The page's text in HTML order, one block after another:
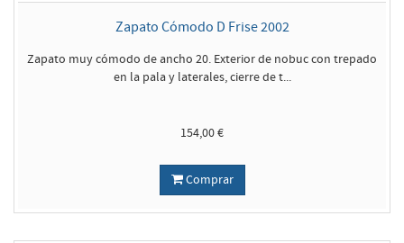
Zapato Cómodo D Frise 2002
Zapato muy cómodo de ancho 20. Exterior de nobuc con trepado
en la pala y laterales, cierre de t...
154,00 €
Comprar